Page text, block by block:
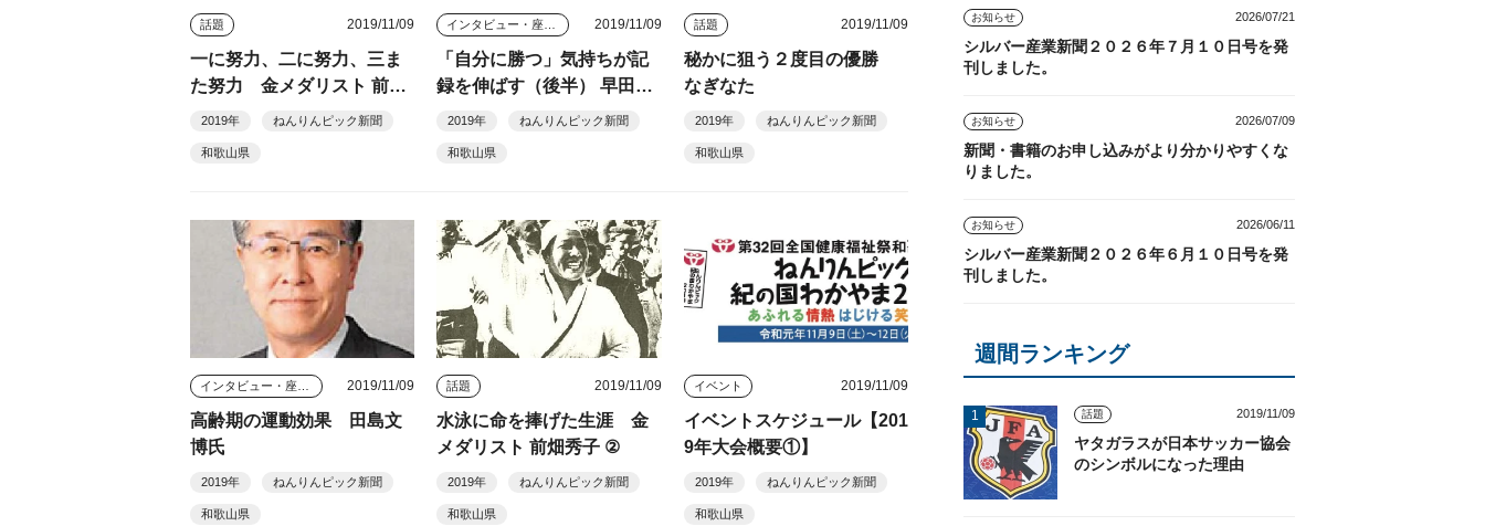
話題 2019/11/09
一に努力、二に努力、三ま
た努力 金メダリスト 前畑
秀子 ①
2019年 ねんりんピック新聞
和歌山県
2019/11/09
「自分に勝つ」気持ちが記
録を伸ばす（後半） 早田卓
次／鈴木大地
2019年 ねんりんピック新聞
和歌山県
話題 2019/11/09
秘かに狙う２度目の優勝
なぎなた
2019年 ねんりんピック新聞
和歌山県
2019/11/09
高齢期の運動効果 田島文
博氏
2019年 ねんりんピック新聞
和歌山県
話題 2019/11/09
水泳に命を捧げた生涯 金
メダリスト 前畑秀子 ②
2019年 ねんりんピック新聞
和歌山県
イベント 2019/11/09
イベントスケジュール【201
9年大会概要①】
2019年 ねんりんピック新聞
和歌山県
お知らせ 2026/07/21
シルバー産業新聞２０２６年７月１０日号を発
刊しました。
お知らせ 2026/07/09
新聞・書籍のお申し込みがより分かりやすくな
りました。
お知らせ 2026/06/11
シルバー産業新聞２０２６年６月１０日号を発
刊しました。
週間ランキング
話題 2019/11/09
ヤタガラスが日本サッカー協会
のシンボルになった理由